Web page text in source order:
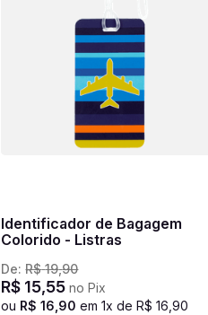
Identificador de Bagagem
Colorido - Listras
De:R$ 19,90
R$ 15,55 no Pix
ou R$ 16 90 em1x deR$ 16 ,90